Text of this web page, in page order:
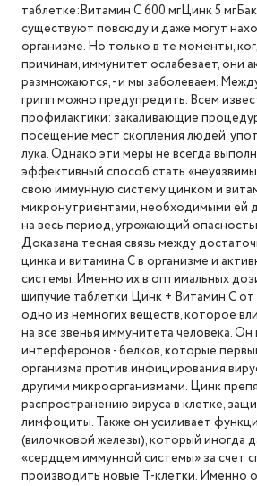
таблетке:Витамин С 600 мгЦинк 5
существуют повсюду и даже могут
организме. Но только в те моменты,
причинам, иммунитет ослабевает, они
размножаются, - и мы заболеваем.
грипп можно предупредить. Всем
профилактики: закаливающие
посещение мест скопления людей,
лука. Однако эти меры не всегда
эффективный способ стать
свою иммунную систему цинком и
микронутриентами, необходимыми ей
на весь период, угрожающий
Доказана тесная связь между
цинка и витамина С в организме и
системы. Именно их в оптимальных
шипучие таблетки Цинк + Витамин С от
одно из немногих веществ, которое
на все звенья иммунитета человека.
интерферонов - белков, которые
организма против инфицирования
другими микроорганизмами. Цинк
распространению вируса в клетке,
лимфоциты. Также он усиливает
(вилочковой железы), который иногда
«сердцем иммунной системы» за счет
производить новые Т-клетки. Именно